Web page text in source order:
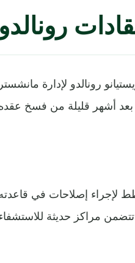
رونالدو
رونالدو لإدارة مانشستر
لإجراء إصلاحات في